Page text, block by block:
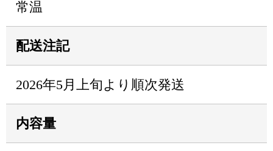
常温
配送注記
2026年5月上旬より順次発送
内容量